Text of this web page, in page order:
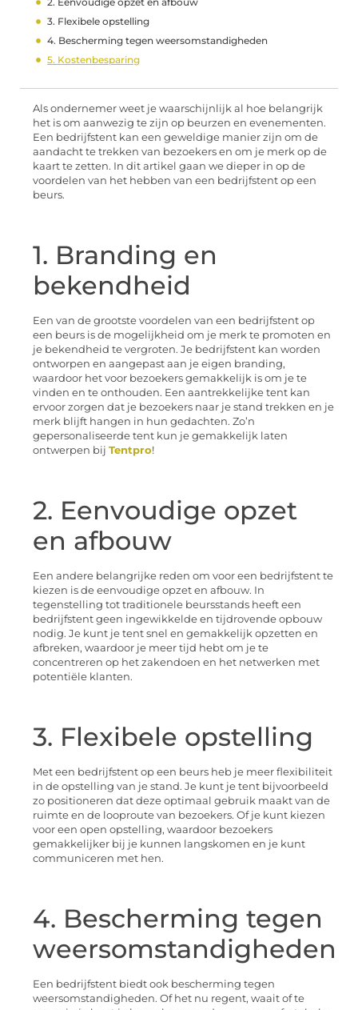
3. Flexibele opstelling
4. Bescherming tegen weersomstandigheden
5. Kostenbesparing
Als ondernemer weet je waarschijnlijk al hoe belangrijk
het is om aanwezig te zijn op beurzen en evenementen.
Een bedrijfstent kan een geweldige manier zijn om de
aandacht te trekken van bezoekers en om je merk op de
kaart te zetten. In dit artikel gaan we dieper in op de
voordelen van het hebben van een bedrijfstent op een
beurs.
1. Branding en
bekendheid
Een van de grootste voordelen van een bedrijfstent op
een beurs is de mogelijkheid om je merk te promoten en
je bekendheid te vergroten. Je bedrijfstent kan worden
ontworpen en aangepast aan je eigen branding,
waardoor het voor bezoekers gemakkelijk is om je te
vinden en te onthouden. Een aantrekkelijke tent kan
ervoor zorgen dat je bezoekers naar je stand trekken en je
merk blijft hangen in hun gedachten. Zo’n
gepersonaliseerde tent kun je gemakkelijk laten
ontwerpen bij Tentpro!
2. Eenvoudige opzet
en afbouw
Een andere belangrijke reden om voor een bedrijfstent te
kiezen is de eenvoudige opzet en afbouw. In
tegenstelling tot traditionele beursstands heeft een
bedrijfstent geen ingewikkelde en tijdrovende opbouw
nodig. Je kunt je tent snel en gemakkelijk opzetten en
afbreken, waardoor je meer tijd hebt om je te
concentreren op het zakendoen en het netwerken met
potentiële klanten.
3. Flexibele opstelling
Met een bedrijfstent op een beurs heb je meer flexibiliteit
in de opstelling van je stand. Je kunt je tent bijvoorbeeld
zo positioneren dat deze optimaal gebruik maakt van de
ruimte en de looproute van bezoekers. Of je kunt kiezen
voor een open opstelling, waardoor bezoekers
gemakkelijker bij je kunnen langskomen en je kunt
communiceren met hen.
4. Bescherming tegen
weersomstandigheden
Een bedrijfstent biedt ook bescherming tegen
weersomstandigheden. Of het nu regent, waait of te